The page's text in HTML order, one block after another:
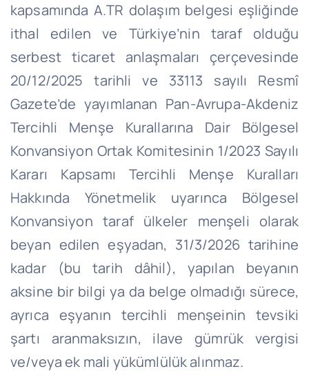
kapsamında A.TR dolaşım belgesi eşliğinde
ithal edilen ve Türkiye’nin taraf olduğu
serbest ticaret anlaşmaları çerçevesinde
20/12/2025 tarihli ve 33113 sayılı Resmî
Gazete’de yayımlanan Pan-Avrupa-Akdeniz
Tercihli Menşe Kurallarına Dair Bölgesel
Konvansiyon Ortak Komitesinin 1/2023 Sayılı
Kararı Kapsamı Tercihli Menşe Kuralları
Hakkında Yönetmelik uyarınca Bölgesel
Konvansiyon taraf ülkeler menşeli olarak
beyan edilen eşyadan, 31/3/2026 tarihine
kadar (bu tarih dâhil), yapılan beyanın
aksine bir bilgi ya da belge olmadığı sürece,
ayrıca eşyanın tercihli menşeinin tevsiki
şartı aranmaksızın, ilave gümrük vergisi
ve/veya ek mali yükümlülük alınmaz.